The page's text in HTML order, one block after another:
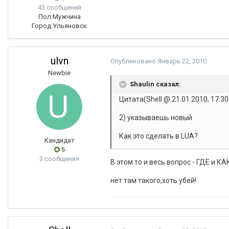
43 сообщений
Пол:Мужчина
Город:Ульяновск
ulvn
Newbie
Кандидат
5
3 сообщения
Опубликовано Январь 22, 2010
Shaulin сказал:
Цитата(Shell @ 21.01.2010,
2) указываешь новый
Как это сделать в LUA?
В этом то и весь вопрос - ГДЕ и
нет там такого,хоть убей!